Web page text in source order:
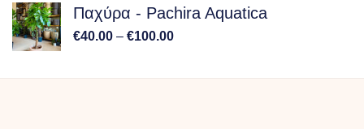
Παχύρα - Pachira Aquatica
€40.00 – €100.00Price